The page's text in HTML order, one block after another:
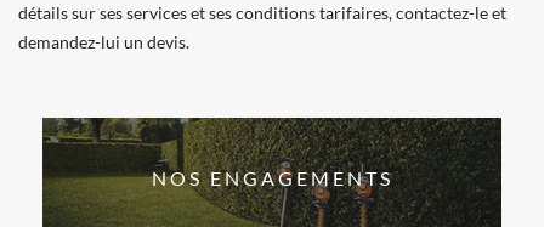
détails sur ses services et ses conditions tarifaires, contactez-le et
demandez-lui un devis.
NOS ENGAGEMENTS